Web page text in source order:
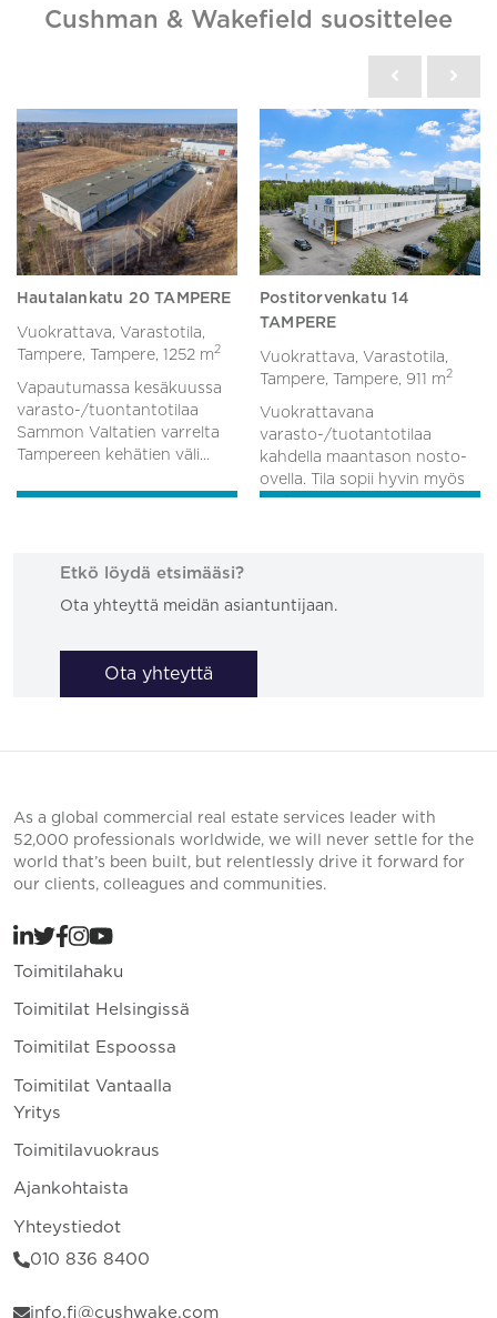
Cushman & Wakefield suosittelee
Hautalankatu 20 TAMPERE
Vuokrattava, Varastotila,
Tampere, Tampere, 1252 m2
Vapautumassa kesäkuussa
varasto-/tuontantotilaa
Sammon Valtatien varrelta
Tampereen kehätien väli...
Postitorvenkatu 14
TAMPERE
Vuokrattava, Varastotila,
Tampere, Tampere, 911 m2
Vuokrattavana
varasto-/tuotantotilaa
kahdella maantason nosto-
ovella. Tila sopii hyvin myös
korjaam...
Etkö löydä etsimääsi?
Ota yhteyttä meidän asiantuntijaan.
Ota yhteyttä
As a global commercial real estate services leader with
52,000 professionals worldwide, we will never settle for the
world that’s been built, but relentlessly drive it forward for
our clients, colleagues and communities.
Toimitilahaku
Toimitilat Helsingissä
Toimitilat Espoossa
Toimitilat Vantaalla
Yritys
Toimitilavuokraus
Ajankohtaista
Yhteystiedot
010 836 8400
info.fi@cushwake.com